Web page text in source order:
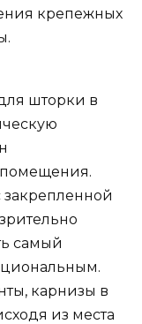
крепежных
шторки в
помещения.
самый
карнизы в
из места